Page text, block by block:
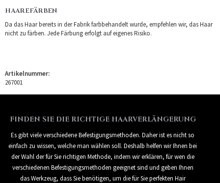
HAAREFÄRBEN
Da das Haar bereits in der Fabrik farbbehandelt wurde, empfehlen wir, das Haar
nicht zu färben. Jede Färbung erfolgt auf eigenes Risiko.
Artikelnummer:
267001
FINDEN SIE DIE RICHTIGE HAARVERLÄNGERUNG
Es gibt viele verschiedene Befestigungsmethoden. Daher ist es nicht so
einfach zu wissen, welche man wählen soll. Deshalb helfen wir Ihnen bei
der Wahl der für Sie richtigen Methode, indem wir erklären, für wen die
verschiedenen Befestigungsmethoden geeignet sind und geben Ihnen
das Werkzeug, dass Sie benötigen, um die für Sie perfekten Hair